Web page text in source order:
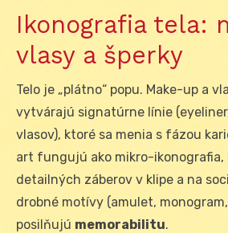
Ikonografia tela:
vlasy a šperky
Telo je „plátno“ popu. Make-up a
vytvárajú signatúrne línie
vlasov), ktoré sa menia s fázou
art fungujú ako mikro-ikonografia,
detailných záberov v klipe a na
drobné motívy (amulet,
posilňujú memorabilitu.